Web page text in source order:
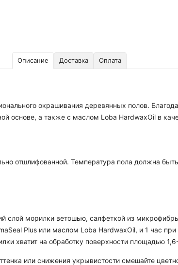
Описание Доставка Оплата
окрашивания деревянных полов.
основе, а также с маслом Loba HardwaxOil в
отшлифованной. Температура пола должна
слой морилки ветошью, салфеткой из
Plus или маслом Loba HardwaxOil, и 1 час
хватит на обработку поверхности площадью
или снижения укрывистости смешайте